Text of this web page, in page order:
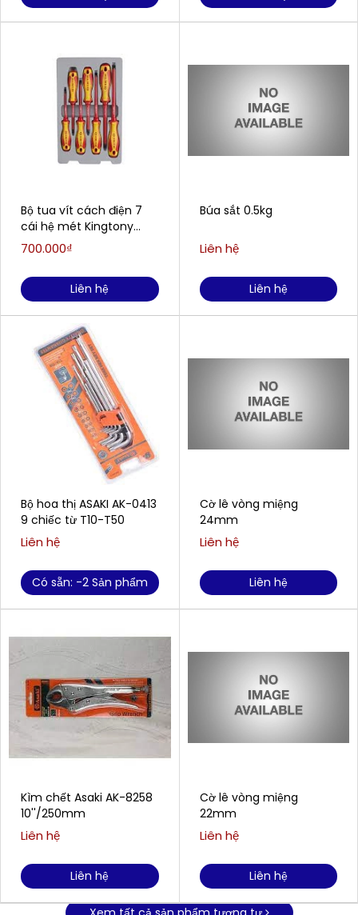
Bộ tua vít cách điện 7
cái hệ mét Kingtony
30617MR
700.000₫
Liên hệ
Bộ hoa thị ASAKI AK-0413
9 chiếc từ T10-T50
Liên hệ
Có sẵn: -2 Sản phẩm
Kìm chết Asaki AK-8258
10''/250mm
Liên hệ
Liên hệ
Búa sắt 0.5kg
Liên hệ
Liên hệ
Cờ lê vòng miệng
24mm
Liên hệ
Liên hệ
Cờ lê vòng miệng
22mm
Liên hệ
Liên hệ